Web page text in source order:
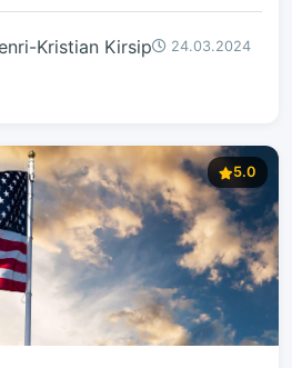
Kristian Kirsip 24.03.2024
5.0